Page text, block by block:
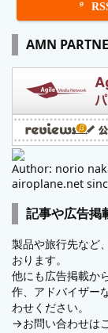

AMN
Author: norio
airoplane.net
記事や広告掲
製品や旅行先など
おります。
他にも広告掲載か
作、アドバイザー
わせください。
→お問い合わせは